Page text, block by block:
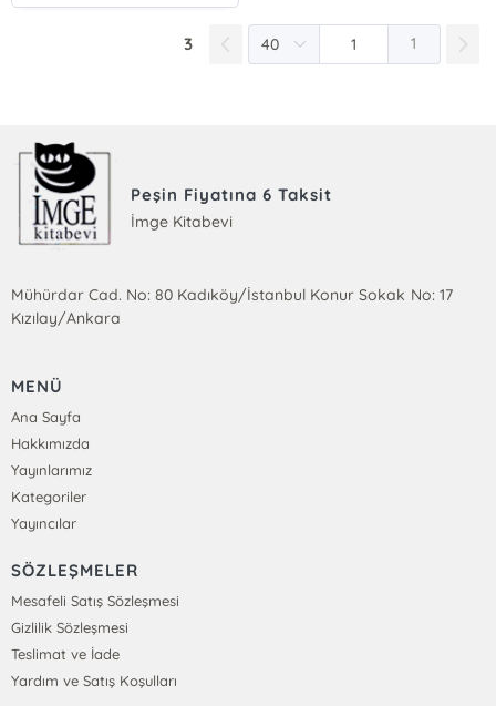
3 1
Peşin Fiyatına 6 Taksit
İmge Kitabevi
Mühürdar Cad. No: 80 Kadıköy/İstanbul Konur Sokak No: 17
Kızılay/Ankara
MENÜ
Ana Sayfa
Hakkımızda
Yayınlarımız
Kategoriler
Yayıncılar
SÖZLEŞMELER
Mesafeli Satış Sözleşmesi
Gizlilik Sözleşmesi
Teslimat ve İade
Yardım ve Satış Koşulları